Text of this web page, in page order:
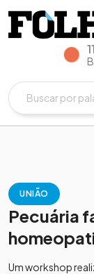
UNIÃO
Pecuária
Um workshop